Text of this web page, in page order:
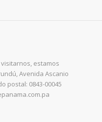
estamos
Avenida Ascanio
postal: 0843-00045